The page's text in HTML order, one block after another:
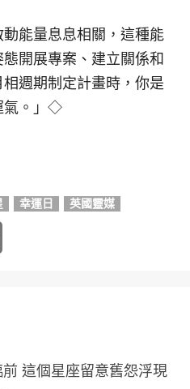
能量息息相關，這種能
開展專案、建立關係和
週期制定計畫時，你是
氣。」◇
幸運日 英國靈媒
這個星座留意舊怨浮現